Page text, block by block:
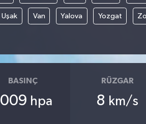
Uşak Van Yalova Yozgat
BASINÇ
hpa
RÜZGAR
8 km/s